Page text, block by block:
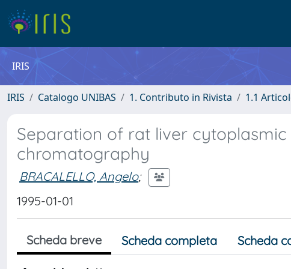
IRIS
IRIS Catalogo UNIBAS 1. Contributo in Rivista 1.1
Separation of rat liver
chromatography
BRACALELLO, Angelo;
1995-01-01
Scheda breve Scheda completa Scheda